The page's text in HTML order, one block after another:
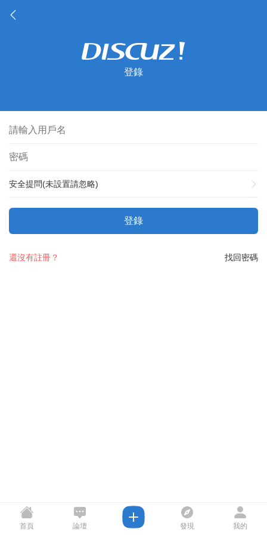
登錄
安全提問(未設置請忽略)
登錄
找回密碼
還沒有註冊？
首頁 論壇 發現 我的